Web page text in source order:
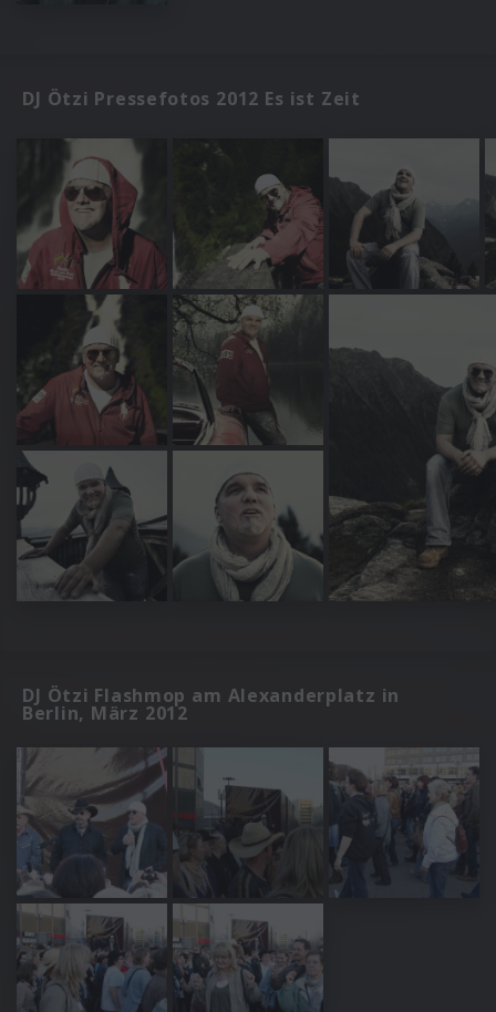
DJ Ötzi Pressefotos 2012 Es ist Zeit
DJ Ötzi Flashmop am Alexanderplatz in
Berlin, März 2012